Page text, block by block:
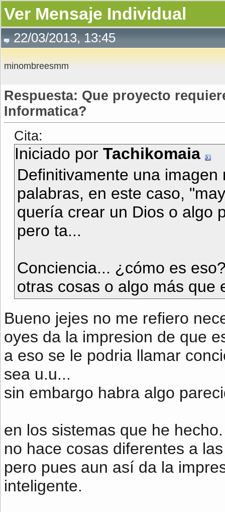
Ver Mensaje Individual
22/03/2013, 13:45
minombreesmm
Respuesta: Que proyecto
Informatica?
Cita:
Iniciado por Tachikomaia
Definitivamente una
palabras, en este caso,
quería crear un Dios o algo
pero ta...
Conciencia... ¿cómo es
otras cosas o algo más que
Bueno jejes no me refiero
oyes da la impresion de que
a eso se le podria llamar
sea u.u...
sin embargo habra algo
en los sistemas que he
no hace cosas diferentes a
pero pues aun así da la
inteligente.